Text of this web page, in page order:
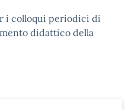
i colloqui periodici di
didattico della